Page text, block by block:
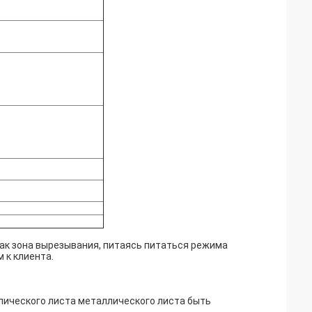
зона вырезывания, питаясь питаться режима
клиента.
листа металлического листа быть